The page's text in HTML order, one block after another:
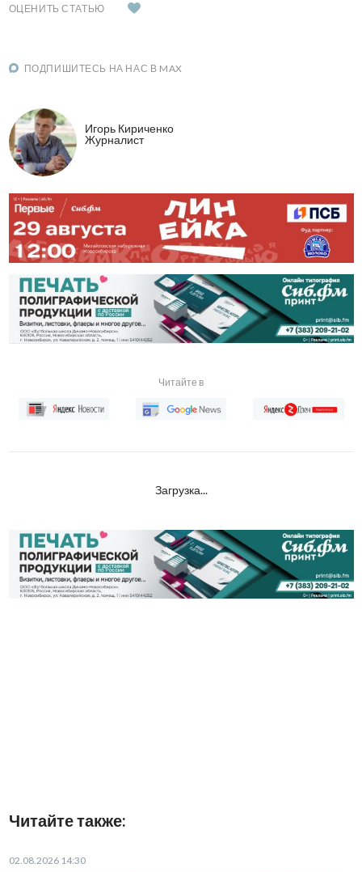
ОЦЕНИТЬ СТАТЬЮ
ПОДПИШИТЕСЬ НА НАС В MAX
Игорь Кириченко
Журналист
Читайте в
Загрузка...
Читайте также:
02.08.2026 14:30